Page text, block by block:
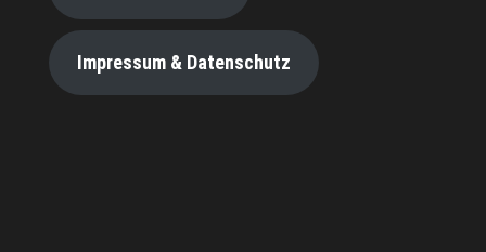
Impressum & Datenschutz